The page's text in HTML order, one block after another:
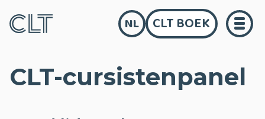
NL CLT BOEK
CLT-cursistenpanel